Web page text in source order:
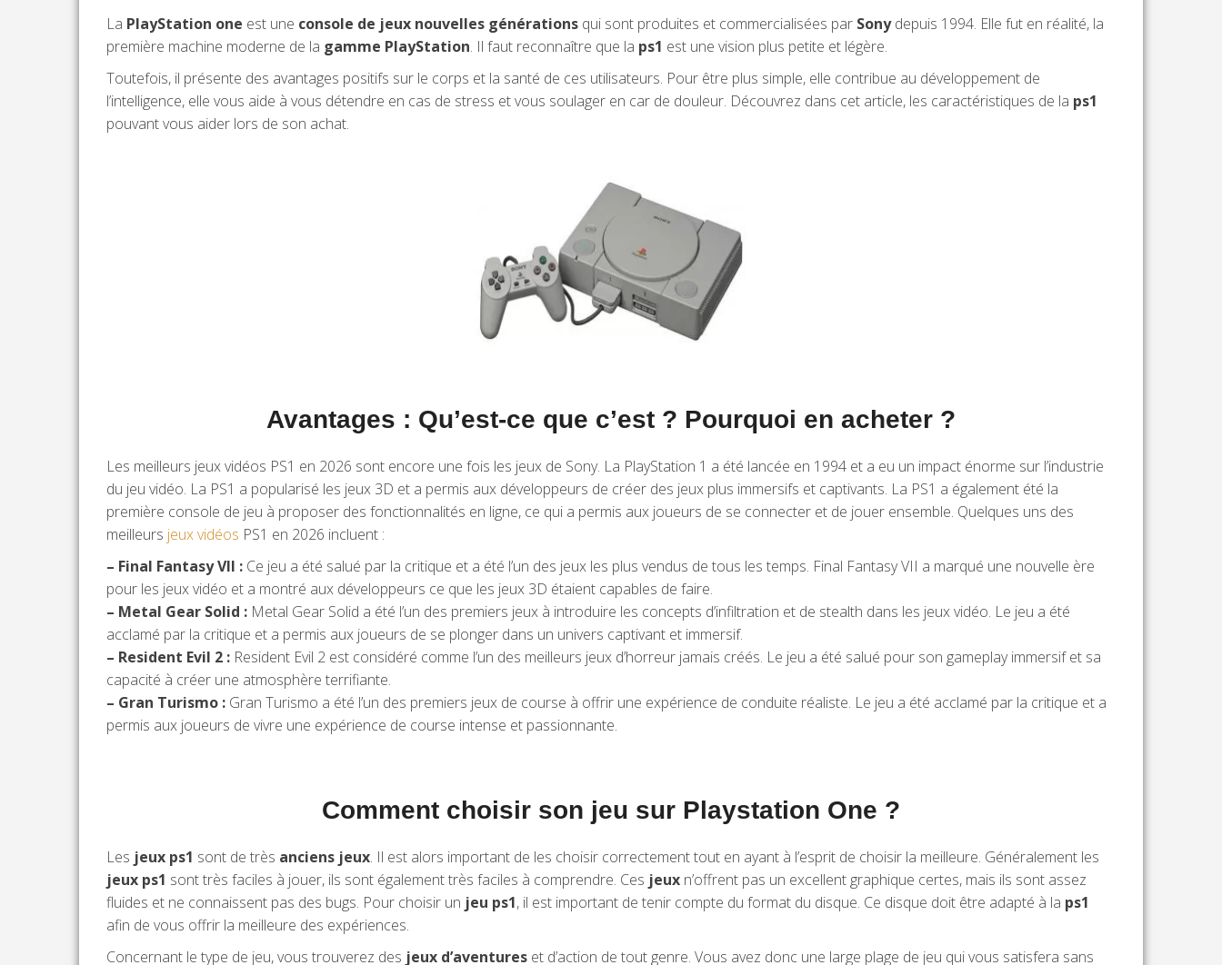
La PlayStation one est une console de jeux nouvelles générations qui sont produites et commercialisées par Sonydepuis 1994. Elle fut en réalité, la
première machine moderne de la gamme PlayStation. Il faut reconnaître que la ps1 est une vision plus petite et légère.
Toutefois, il présente des avantages positifs sur le corps et la santé de ces utilisateurs. Pour être plus simple, elle contribue au développement de
l’intelligence, elle vous aide à vous détendre en cas de stress et vous soulager en car de douleur. Découvrez dans cet article, les caractéristiques de la ps1
pouvant vous aider lors de son achat.
Avantages : Qu’est-ce que c’est ? Pourquoi en acheter ?
Les meilleurs jeux vidéos PS1 en 2026 sont encore une fois les jeux de Sony. La PlayStation 1 a été lancée en 1994 et a eu un impact énorme sur l’industrie
du jeu vidéo. La PS1 a popularisé les jeux 3D et a permis aux développeurs de créer des jeux plus immersifs et captivants. La PS1 a également été la
première console de jeu à proposer des fonctionnalités en ligne, ce qui a permis aux joueurs de se connecter et de jouer ensemble. Quelques uns des
meilleurs jeux vidéos PS1 en 2026 incluent :
– Final Fantasy VII : Ce jeu a été salué par la critique et a été l’un des jeux les plus vendus de tous les temps. Final Fantasy VII a marqué une nouvelle ère
pour les jeux vidéo et a montré aux développeurs ce que les jeux 3D étaient capables de faire.
– Metal Gear Solid : Metal Gear Solid a été l’un des premiers jeux à introduire les concepts d’infiltration et de stealth dans les jeux vidéo. Le jeu a été
acclamé par la critique et a permis aux joueurs de se plonger dans un univers captivant et immersif.
– Resident Evil 2 : Resident Evil 2 est considéré comme l’un des meilleurs jeux d’horreur jamais créés. Le jeu a été salué pour son gameplay immersif et sa
capacité à créer une atmosphère terrifiante.
– Gran Turismo : Gran Turismo a été l’un des premiers jeux de course à offrir une expérience de conduite réaliste. Le jeu a été acclamé par la critique et a
permis aux joueurs de vivre une expérience de course intense et passionnante.
Comment choisir son jeu sur Playstation One ?
Les jeux ps1 sont de très anciens jeux. Il est alors important de les choisir correctement tout en ayant à l’esprit de choisir la meilleure. Généralement les
jeux ps1 sont très faciles à jouer, ils sont également très faciles à comprendre. Ces jeux n’offrent pas un excellent graphique certes, mais ils sont assez
fluides et ne connaissent pas des bugs. Pour choisir un jeu ps1, il est important de tenir compte du format du disque. Ce disque doit être adapté à la ps1
afin de vous offrir la meilleure des expériences.
Concernant le type de jeu, vous trouverez des jeux d’aventures et d’action de tout genre. Vous avez donc une large plage de jeu qui vous satisfera sans